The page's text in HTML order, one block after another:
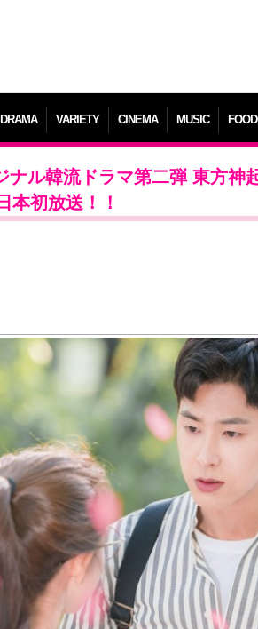
DRAMA VARIETY CINEMA MUSIC FOOD
ル韓流ドラマ第二弾 東方神
本初放送！！